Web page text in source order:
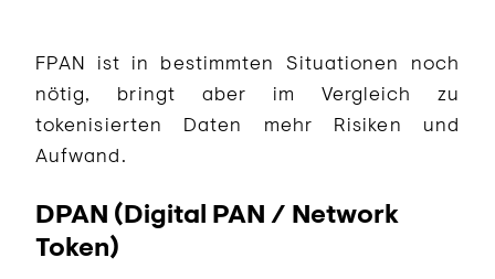
FPAN ist in bestimmten Situationen noch
nötig, bringt aber im Vergleich zu
tokenisierten Daten mehr Risiken und
Aufwand.
DPAN (Digital PAN / Network
Token)